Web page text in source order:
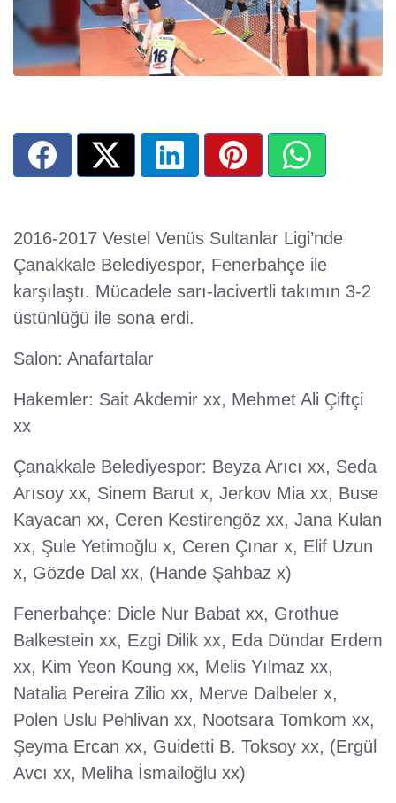
2016-2017 Vestel Venüs Sultanlar Ligi’nde
Çanakkale Belediyespor, Fenerbahçe ile
karşılaştı. Mücadele sarı-lacivertli takımın 3-2
üstünlüğü ile sona erdi.
Salon: Anafartalar
Hakemler: Sait Akdemir xx, Mehmet Ali Çiftçi
xx
Çanakkale Belediyespor: Beyza Arıcı xx, Seda
Arısoy xx, Sinem Barut x, Jerkov Mia xx, Buse
Kayacan xx, Ceren Kestirengöz xx, Jana Kulan
xx, Şule Yetimoğlu x, Ceren Çınar x, Elif Uzun
x, Gözde Dal xx, (Hande Şahbaz x)
Fenerbahçe: Dicle Nur Babat xx, Grothue
Balkestein xx, Ezgi Dilik xx, Eda Dündar Erdem
xx, Kim Yeon Koung xx, Melis Yılmaz xx,
Natalia Pereira Zilio xx, Merve Dalbeler x,
Polen Uslu Pehlivan xx, Nootsara Tomkom xx,
Şeyma Ercan xx, Guidetti B. Toksoy xx, (Ergül
Avcı xx, Meliha İsmailoğlu xx)